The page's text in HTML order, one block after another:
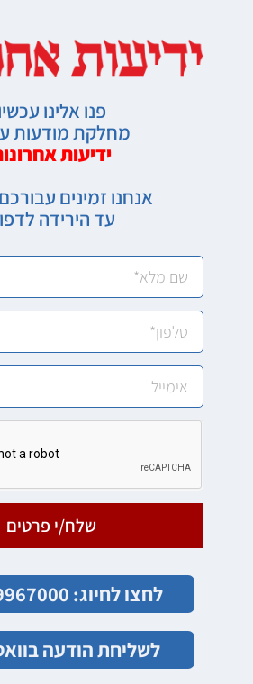
פנו אלינו
מחלקת מודעות
ידיעות
אנחנו זמינים
עד הירידה
שלח/י פרטים
לחצו לחיוג: 077-9967000
לשליחת הודעה